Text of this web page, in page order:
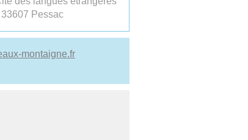
Pessac
montaigne.fr